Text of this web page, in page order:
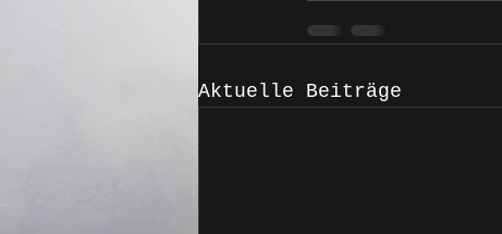
Aktuelle Beiträge